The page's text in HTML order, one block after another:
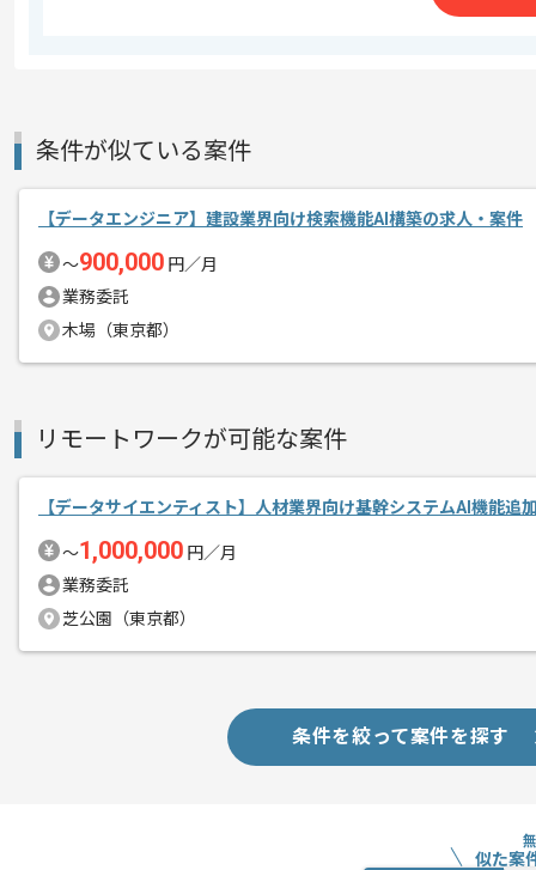
支払いサイト
その他募集要項
エージェントからのコ
日頃から新技術へのアンテナの高い方に
AI、機械学習、データ分析を得意とする
分析系の知見を深めたい方にオススメの
条件が似ている案件
【データエンジニア】建設業界向け検索機能AI構築の求人・案件
〜900,000 円／月
業務委託
木場（東京都）
リモートワークが可能な案件
【データサイエンティスト】人材業界向け基幹システムAI機能追
〜1,000,000 円／月
業務委託
芝公園（東京都）
条件を絞って案件を探す
似た案